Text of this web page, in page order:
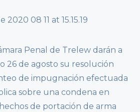
Penal de Trelew darán a
26 de agosto su resolución
de impugnación efectuada
sobre una condena en
de portación de arma